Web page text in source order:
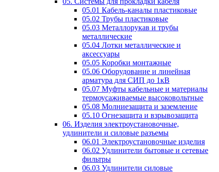
05.01 Кабель-каналы пластиковые
05.02 Трубы пластиковые
05.03 Металлорукав и трубы
металлические
05.04 Лотки металлические и
аксессуары
05.05 Коробки монтажные
05.06 Оборудование и линейная
арматура для СИП до 1кВ
05.07 Муфты кабельные и материалы
термоусаживаемые высоковольтные
05.08 Молниезащита и заземление
05.10 Огнезащита и взрывозащита
06. Изделия электроустановочные,
удлинители и силовые разъемы
06.01 Электроустановочные изделия
06.02 Удлинители бытовые и сетевые
фильтры
06.03 Удлинители силовые